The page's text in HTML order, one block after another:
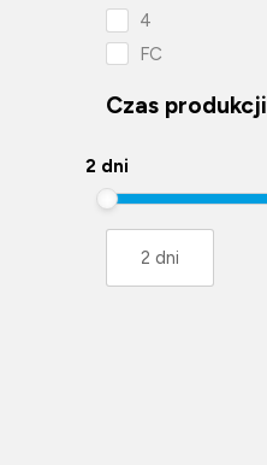
4
FC
Czas produkcji
2 dni